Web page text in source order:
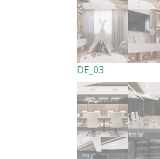
DE_03